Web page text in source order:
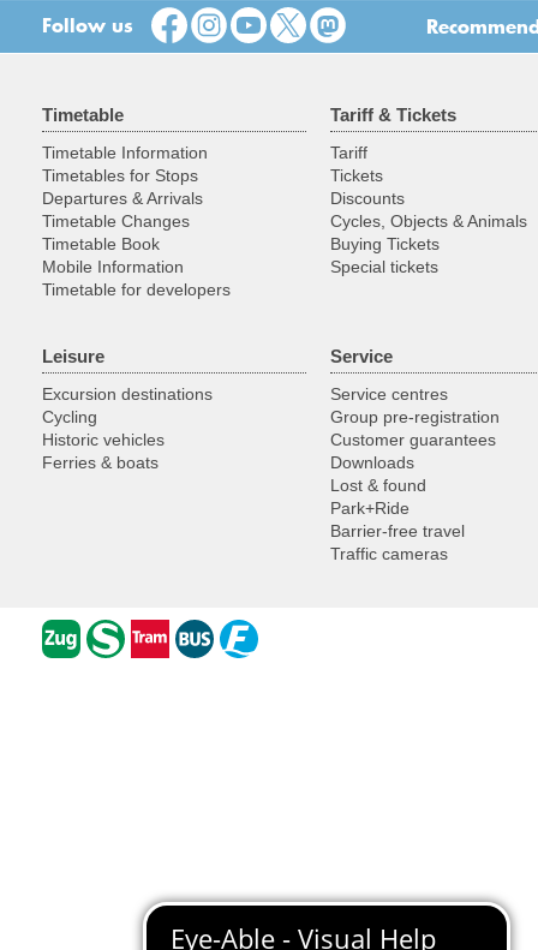
Follow us
Timetable
Timetable Information
Timetables for Stops
Departures & Arrivals
Timetable Changes
Timetable Book
Mobile Information
Timetable for developers
Tariff & Tickets
Tariff
Tickets
Discounts
Cycles, Objects & Animals
Buying Tickets
Special tickets
Leisure
Excursion destinations
Cycling
Historic vehicles
Ferries & boats
Service
Service centres
Group pre-registration
Customer guarantees
Downloads
Lost & found
Park+Ride
Barrier-free travel
Traffic cameras